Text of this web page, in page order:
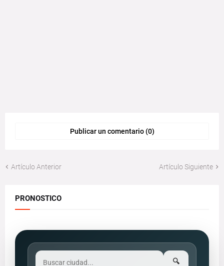
Publicar un comentario (0)
Artículo Anterior Artículo Siguiente
PRONOSTICO
🔍